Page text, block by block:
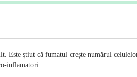
știut că fumatul crește numărul
inflamatori.